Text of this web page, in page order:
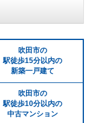
吹田市の
駅徒歩15分以内の
新築一戸建て
吹田市の
駅徒歩10分以内の
中古マンション